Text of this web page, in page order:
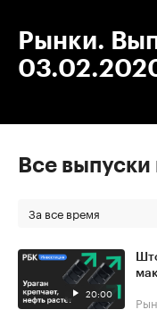
Рынки.
Все
За все время
20:00